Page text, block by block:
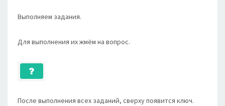
Выполняем задания.
Для выполнения их жмём на вопрос.
После выполнения всех заданий, сверху появится ключ.